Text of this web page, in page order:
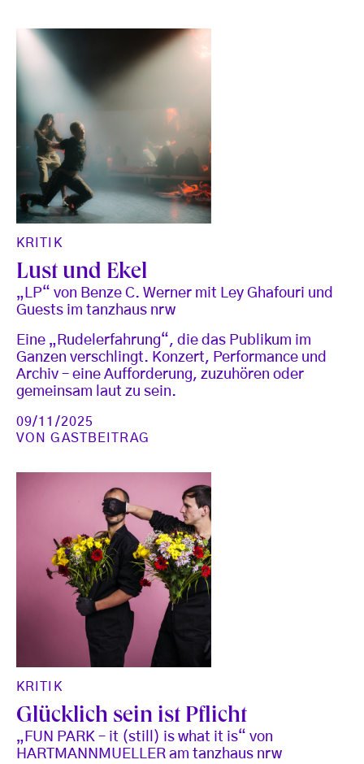
KRITIK
Lust und Ekel
„LP“ von Benze C. Werner mit Ley Ghafouri und
Guests im tanzhaus nrw
Eine „Rudelerfahrung“, die das Publikum im
Ganzen verschlingt. Konzert, Performance und
Archiv – eine Aufforderung, zuzuhören oder
gemeinsam laut zu sein.
09/11/2025
VONGASTBEITRAG
KRITIK
Glücklich sein ist Pflicht
„FUN PARK – it (still) is what it is“ von
HARTMANNMUELLER am tanzhaus nrw